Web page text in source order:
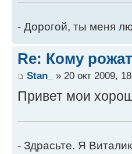
- Дорогой, ты меня
Re: Кому
Stan_ » 20 окт 2009,
Привет мои
- Здрасьте. Я